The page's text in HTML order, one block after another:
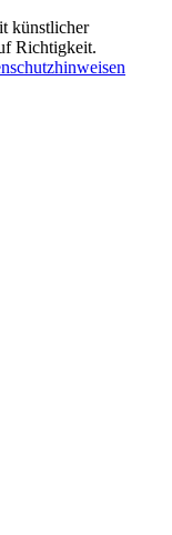
künstlicher
Richtigkeit.